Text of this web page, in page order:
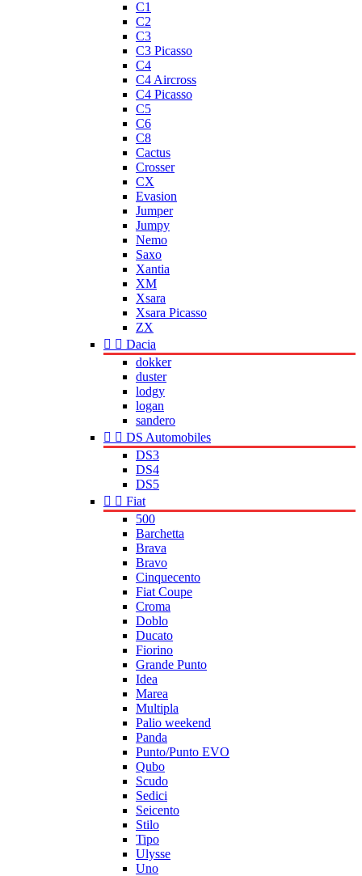
C1
C2
C3
C3 Picasso
C4
C4 Aircross
C4 Picasso
C5
C6
C8
Cactus
Crosser
CX
Evasion
Jumper
Jumpy
Nemo
Saxo
Xantia
XM
Xsara
Xsara Picasso
ZX
  Dacia
dokker
duster
lodgy
logan
sandero
  DS Automobiles
DS3
DS4
DS5
  Fiat
500
Barchetta
Brava
Bravo
Cinquecento
Fiat Coupe
Croma
Doblo
Ducato
Fiorino
Grande Punto
Idea
Marea
Multipla
Palio weekend
Panda
Punto/Punto EVO
Qubo
Scudo
Sedici
Seicento
Stilo
Tipo
Ulysse
Uno